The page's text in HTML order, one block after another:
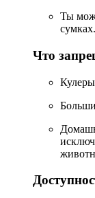
Ты
сумках.
Что